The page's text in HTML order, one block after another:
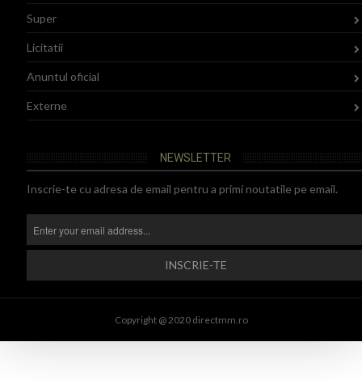
Super
Licitatii
Anuntul oficial
Externe
NEWSLETTER
Inscrie-te cu adresa de email pentru a primi noutatile pe email.
Copyright @ 2020 directmm.ro